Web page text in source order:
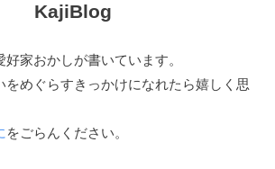
KajiBlog
家おかしが書いています。
をめぐらすきっかけになれたら嬉しく思
をごらんください。